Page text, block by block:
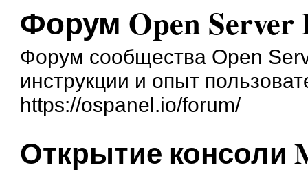
Форум Open Server
Форум сообщества Open
инструкции и опыт
https://ospanel.io/forum/
Открытие консоли